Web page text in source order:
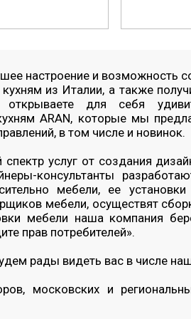
настроение и возможность
из Италии, а также
для себя
ARAN, которые мы
в том числе и новинок.
услуг от создания
консультанты
мебели, ее
мебели, осуществят
мебели наша компания
прав потребителей».
рады видеть вас в числе
московских и